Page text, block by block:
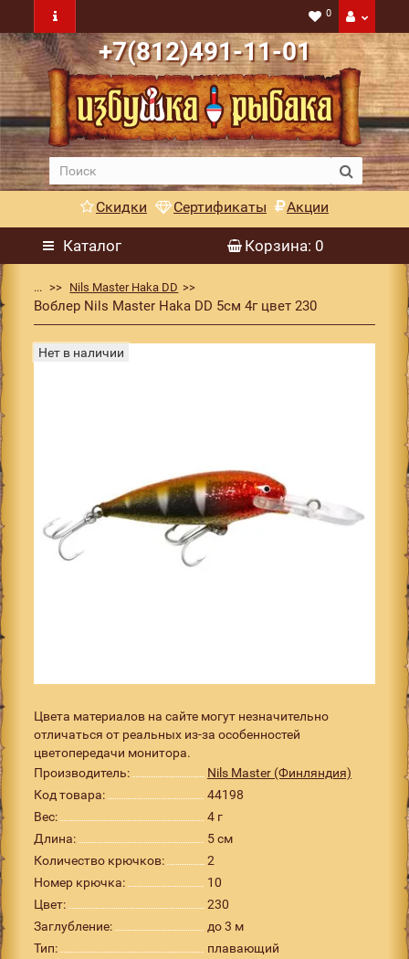
0
+7(812)491-11-01
Скидки Сертификаты Акции
Каталог Корзина: 0
... Nils Master Haka DD
Воблер Nils Master Haka DD 5см 4г цвет 230
Нет в наличии
Цвета материалов на сайте могут незначительно
отличаться от реальных из-за особенностей
цветопередачи монитора.
Производитель:
Nils Master (Финляндия)
Код товара:
44198
Вес:
4 г
Длина:
5 см
Количество крючков:
2
Номер крючка:
10
Цвет:
230
Заглубление:
до 3 м
Тип:
плавающий